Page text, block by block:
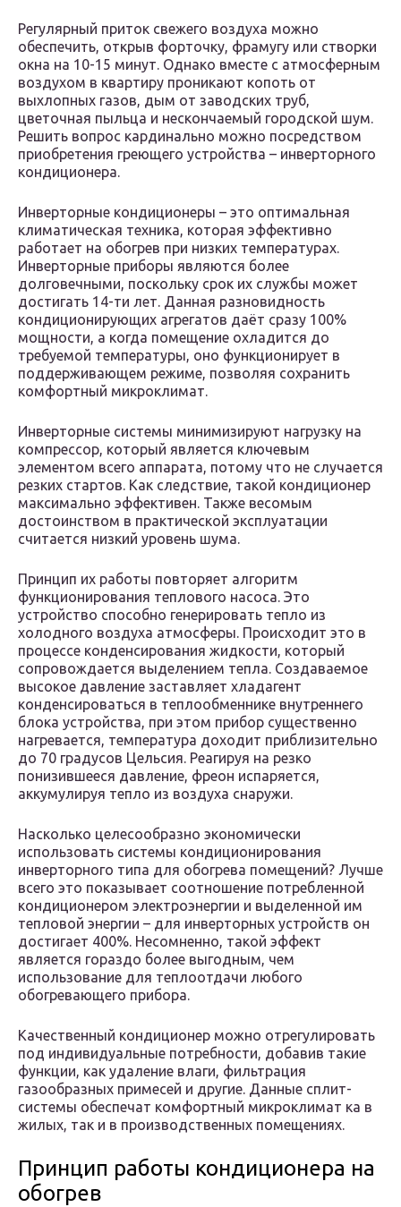
Регулярный приток свежего воздуха можно
обеспечить, открыв форточку, фрамугу или створки
окна на 10-15 минут. Однако вместе с атмосферным
воздухом в квартиру проникают копоть от
выхлопных газов, дым от заводских труб,
цветочная пыльца и нескончаемый городской шум.
Решить вопрос кардинально можно посредством
приобретения греющего устройства – инверторного
кондиционера.
Инверторные кондиционеры – это оптимальная
климатическая техника, которая эффективно
работает на обогрев при низких температурах.
Инверторные приборы являются более
долговечными, поскольку срок их службы может
достигать 14-ти лет. Данная разновидность
кондиционирующих агрегатов даёт сразу 100%
мощности, а когда помещение охладится до
требуемой температуры, оно функционирует в
поддерживающем режиме, позволяя сохранить
комфортный микроклимат.
Инверторные системы минимизируют нагрузку на
компрессор, который является ключевым
элементом всего аппарата, потому что не случается
резких стартов. Как следствие, такой кондиционер
максимально эффективен. Также весомым
достоинством в практической эксплуатации
считается низкий уровень шума.
Принцип их работы повторяет алгоритм
функционирования теплового насоса. Это
устройство способно генерировать тепло из
холодного воздуха атмосферы. Происходит это в
процессе конденсирования жидкости, который
сопровождается выделением тепла. Создаваемое
высокое давление заставляет хладагент
конденсироваться в теплообменнике внутреннего
блока устройства, при этом прибор существенно
нагревается, температура доходит приблизительно
до 70 градусов Цельсия. Реагируя на резко
понизившееся давление, фреон испаряется,
аккумулируя тепло из воздуха снаружи.
Насколько целесообразно экономически
использовать системы кондиционирования
инверторного типа для обогрева помещений? Лучше
всего это показывает соотношение потребленной
кондиционером электроэнергии и выделенной им
тепловой энергии – для инверторных устройств он
достигает 400%. Несомненно, такой эффект
является гораздо более выгодным, чем
использование для теплоотдачи любого
обогревающего прибора.
Качественный кондиционер можно отрегулировать
под индивидуальные потребности, добавив такие
функции, как удаление влаги, фильтрация
газообразных примесей и другие. Данные сплит-
системы обеспечат комфортный микроклимат ка в
жилых, так и в производственных помещениях.
Принцип работы кондиционера на
обогрев